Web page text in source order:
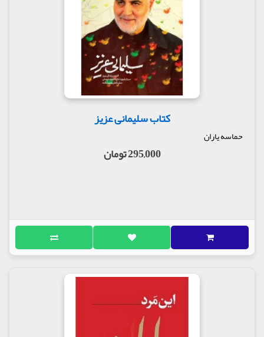
کتاب سلیمانی عزیز
حماسه یاران
295,000 تومان